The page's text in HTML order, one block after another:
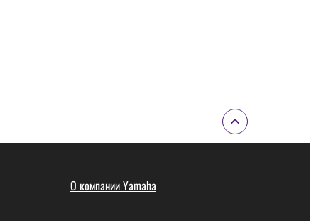
О компании Yamaha